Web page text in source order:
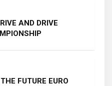
AND DRIVE
FUTURE EURO